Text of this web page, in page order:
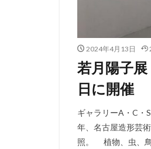
2024年4月13日
若月陽子
日に開催
ギャラリーA・C
年、名古屋造形芸
照。 植物、虫、鳥